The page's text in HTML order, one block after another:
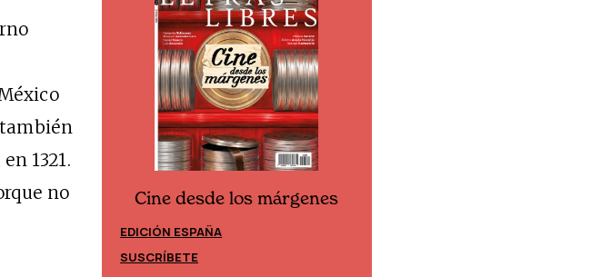
1321.
no
Cine desde los márgenes
EDICIÓN ESPAÑA
SUSCRÍBETE